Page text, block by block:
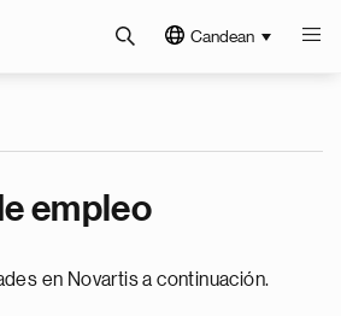
Candean
empleo
en Novartis a continuación.